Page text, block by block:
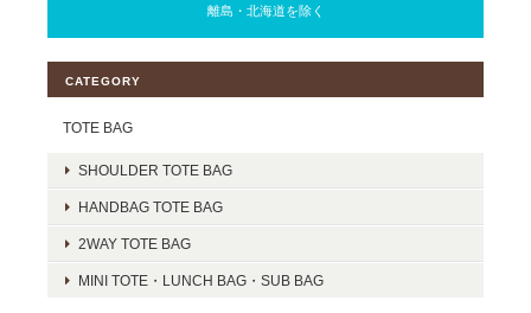
離島・北海道を除く
CATEGORY
TOTE BAG
SHOULDER TOTE BAG
HANDBAG TOTE BAG
2WAY TOTE BAG
MINI TOTE・LUNCH BAG・SUB BAG